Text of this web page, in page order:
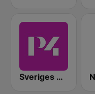
Sveriges Radio P4 Göteborg